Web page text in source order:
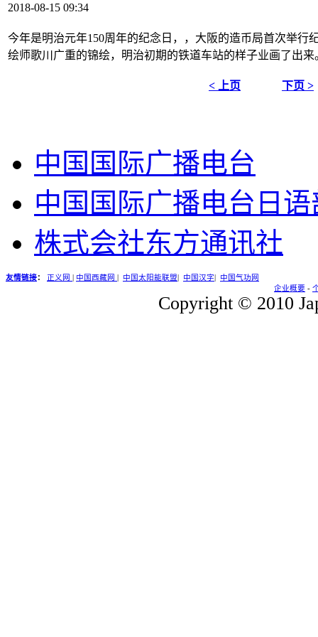
2018-08-15 09:34
今年是明治元年150周年的纪念日，，大阪的造币局首次举行
绘师歌川广重的锦绘，明治初期的铁道车站的样子业画了出
< 上页 下页 >
中国国际广播电台
中国国际广播电台日语
株式会社东方通讯社
友情链接： 正义网 中国西藏网 中国太阳能联盟 中国汉字
中国气功网
企业概要 -
Copyright © 2010